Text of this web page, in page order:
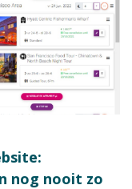
nog nooit zo